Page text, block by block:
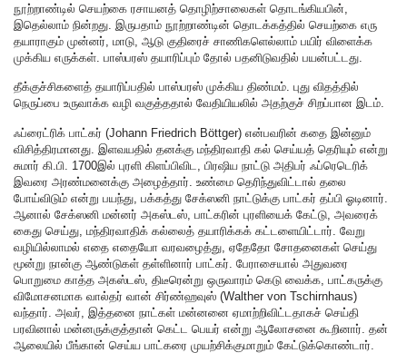
நூற்றாண்டில் செயற்கை ரசாயனத் தொழிற்சாலைகள் தொடங்கியபின்,
இதெல்லாம் நின்றது. இருபதாம் நூற்றாண்டின் தொடக்கத்தில் செயற்கை எரு
தயாராகும் முன்னர், மாடு, ஆடு குதிரைச் சாணிகளெல்லாம் பயிர் விளைக்க
முக்கிய எருக்கள். பாஸ்பரஸ் தயாரிப்பும் தோல் பதனிடுவதில் பயன்பட்டது.
தீக்குச்சிகளைத் தயாரிப்பதில் பாஸ்பரஸ் முக்கிய திண்மம். புது விதத்தில்
நெருப்பை உருவாக்க வழி வகுத்ததால் வேதியியலில் அதற்குச் சிறப்பான இடம்.
ஃப்ரைட்ரிக் பாட்கர் (Johann Friedrich Böttger) என்பவரின் கதை இன்னும்
விசித்திரமானது. இளவயதில் தனக்கு மந்திரவாதி கல் செய்யத் தெரியும் என்று
சுமார் கி.பி. 1700இல் புரளி கிளப்பிவிட, பிரஷிய நாட்டு அதிபர் ஃப்ரெடெரிக்
இவரை அரண்மனைக்கு அழைத்தார். உண்மை தெரிந்துவிட்டால் தலை
போய்விடும் என்று பயந்து, பக்கத்து சேக்ஸனி நாட்டுக்கு பாட்கர் தப்பி ஓடினார்.
ஆனால் சேக்ஸனி மன்னர் அகஸ்டஸ், பாட்கரின் புரளியைக் கேட்டு, அவரைக்
கைது செய்து, மந்திரவாதிக் கல்லைத் தயாரிக்கக் கட்டளையிட்டார். வேறு
வழியில்லாமல் எதை எதையோ வரவழைத்து, ஏதேதோ சோதனைகள் செய்து
மூன்று நான்கு ஆண்டுகள் தள்ளினார் பாட்கர். பேராசையால் அதுவரை
பொறுமை காத்த அகஸ்டஸ், திடீரென்று ஒருவாரம் கெடு வைக்க, பாட்கருக்கு
விமோசனமாக வால்தர் வான் சிர்ண்ஹவுஸ் (Walther von Tschirnhaus)
வந்தார். அவர், இத்தனை நாட்கள் மன்னனை ஏமாற்றிவிட்டதாகச் செய்தி
பரவினால் மன்னருக்குத்தான் கெட்ட பெயர் என்று ஆலோசனை கூறினார். தன்
ஆலையில் பீங்கான் செய்ய பாட்கரை முயற்சிக்குமாறும் கேட்டுக்கொண்டார்.